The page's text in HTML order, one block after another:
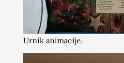
Urnik animacije.